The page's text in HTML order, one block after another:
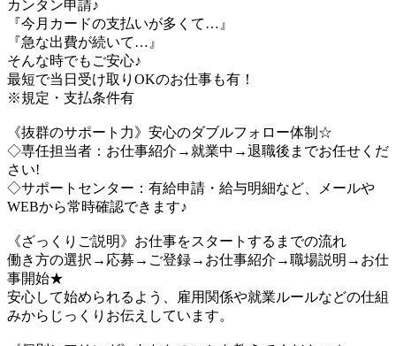
カンタン申請♪
『今月カードの支払いが多くて…』
『急な出費が続いて…』
そんな時でもご安心♪
最短で当日受け取りOKのお仕事も有！
※規定・支払条件有
《抜群のサポート力》安心のダブルフォロー体制☆
◇専任担当者：お仕事紹介→就業中→退職後までお任せくだ
さい!
◇サポートセンター：有給申請・給与明細など、メールや
WEBから常時確認できます♪
《ざっくりご説明》お仕事をスタートするまでの流れ
働き方の選択→応募→ご登録→お仕事紹介→職場説明→お仕
事開始★
安心して始められるよう、雇用関係や就業ルールなどの仕組
みからじっくりお伝えしています。